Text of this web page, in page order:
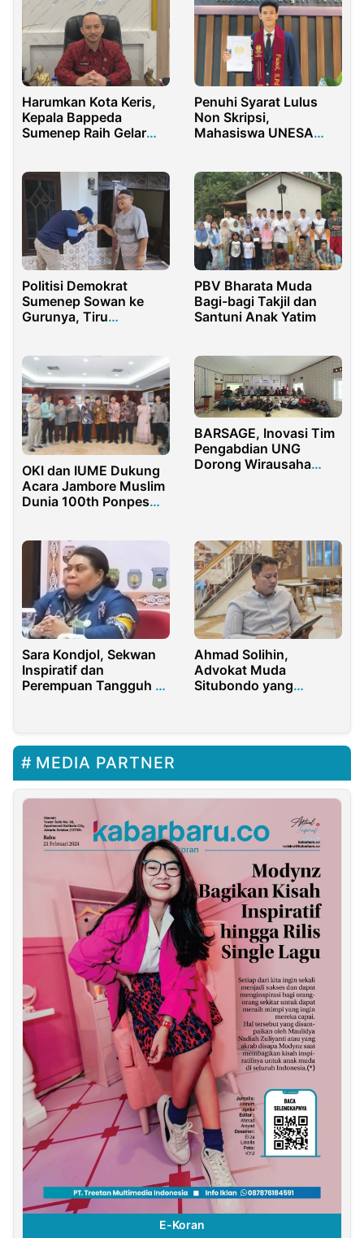
Harumkan Kota Keris,
Kepala Bappeda
Sumenep Raih Gelar
Penuhi Syarat Lulus
Non Skripsi,
Mahasiswa UNESA
Ilmiahnya
Politisi Demokrat
Sumenep Sowan ke
Gurunya, Tiru
PBV Bharata Muda
Bagi-bagi Takjil dan
Santuni Anak Yatim
OKI dan IUME Dukung
Acara Jambore Muslim
Dunia 100th Ponpes
BARSAGE, Inovasi Tim
Pengabdian UNG
Dorong Wirausaha
Sara Kondjol, Sekwan
Inspiratif dan
Perempuan Tangguh di
Ahmad Solihin,
Advokat Muda
Situbondo yang
MEDIA PARTNER
E-Koran